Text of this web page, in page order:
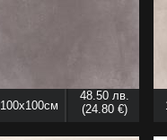
100x100см
48.50 лв.
(24.80 €)